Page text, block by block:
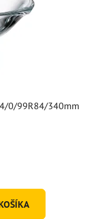
0/99R84/340mm